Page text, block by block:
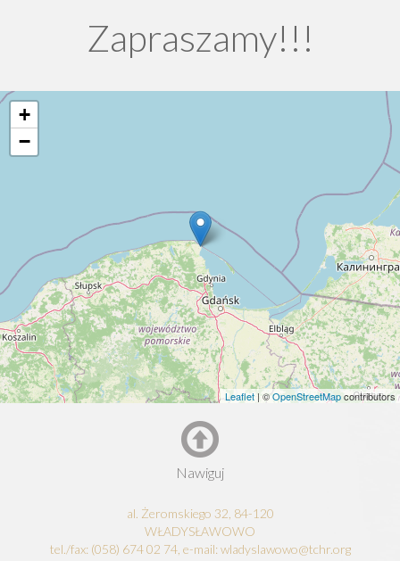
Zapraszamy!!!
+
−
Leaflet | ©OpenStreetMapcontributors
Nawiguj
al. Żeromskiego 32, 84-120
WŁADYSŁAWOWO
tel./fax: (058) 674 02 74, e-mail: wladyslawowo@tchr.org